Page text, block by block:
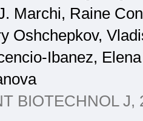
Marchi, Raine
Oshchepkov,
Ibanez,
BIOTECHNOL J,